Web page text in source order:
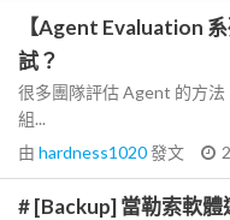
【Agent Evaluation
試？
很多團隊評估 Agent 的方
組...
由 hardness1020發文
# [Backup] 當勒索軟